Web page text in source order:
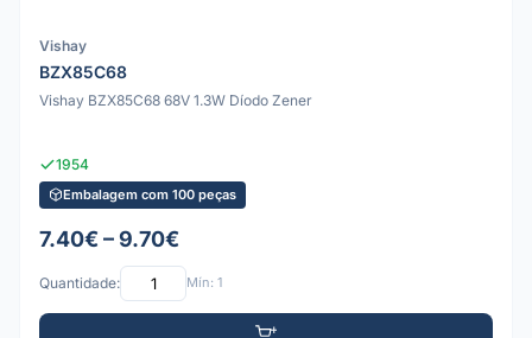
Vishay
BZX85C68
Vishay BZX85C68 68V 1.3W Díodo Zener
1954
Embalagem com 100 peças
7.40€ – 9.70€
Quantidade: Mín: 1